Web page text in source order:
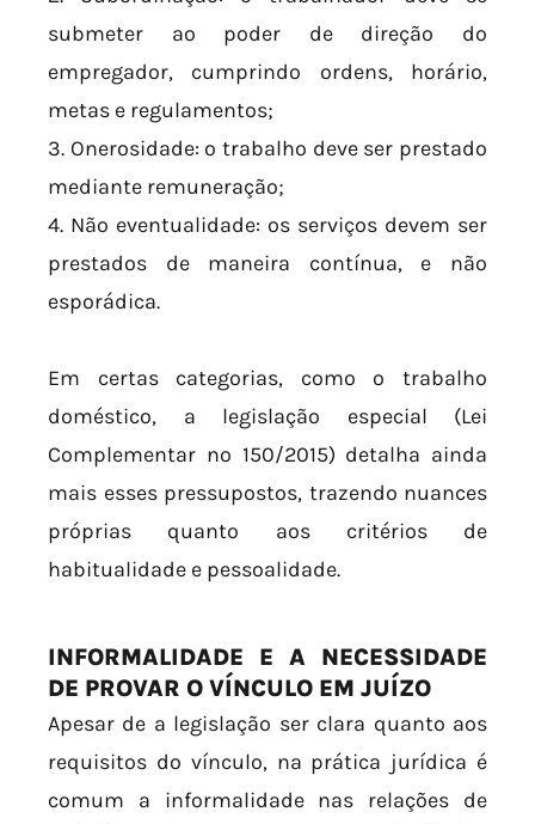
submeter ao poder de direção do
empregador, cumprindo ordens, horário,
metas e regulamentos;
3. Onerosidade: o trabalho deve ser prestado
mediante remuneração;
4. Não eventualidade: os serviços devem ser
prestados de maneira contínua, e não
esporádica.
Em certas categorias, como o trabalho
doméstico, a legislação especial (Lei
Complementar nº 150/2015) detalha ainda
mais esses pressupostos, trazendo nuances
próprias quanto aos critérios de
habitualidade e pessoalidade.
INFORMALIDADE E A NECESSIDADE
DE PROVAR O VÍNCULO EM JUÍZO
Apesar de a legislação ser clara quanto aos
requisitos do vínculo, na prática jurídica é
comum a informalidade nas relações de